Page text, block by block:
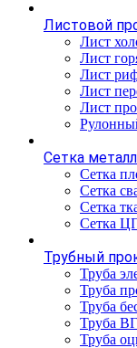
Листовой
Лист
Лист
Лист
Лист
Лист
Сетка
Сетка
Сетка
Сетка
Сетка
Трубный
Труба
Труба
Труба
Труба
Труба